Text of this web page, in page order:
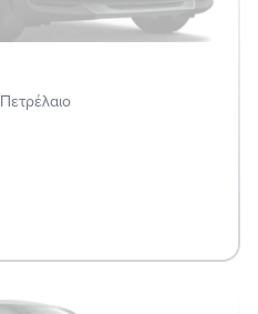
Πετρέλαιο